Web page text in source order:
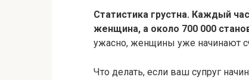
Статистика грустна. Каждый
женщина, а около 700 000
ужасно, женщины уже начинают
Что делать, если ваш супруг